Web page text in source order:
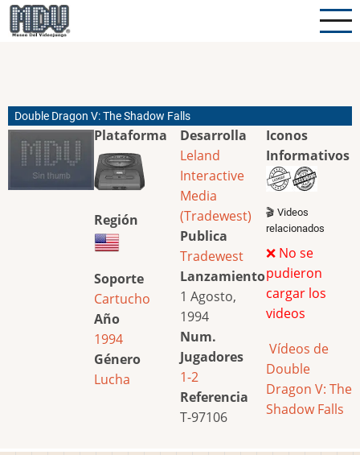
Pasar
al
Double Dragon V: The Shadow Falls
Plataforma
Región
Soporte
Cartucho
Año
1994
Género
Lucha
Desarrolla
Leland
Interactive
Media
(Tradewest)
Publica
Tradewest
Lanzamiento
1 Agosto,
1994
Num.
Jugadores
1-2
Referencia
T-97106
Iconos
Informativos
🎬 Videos
relacionados
❌ No se
pudieron
cargar los
videos
Vídeos de
Double
Dragon V: The
Shadow Falls